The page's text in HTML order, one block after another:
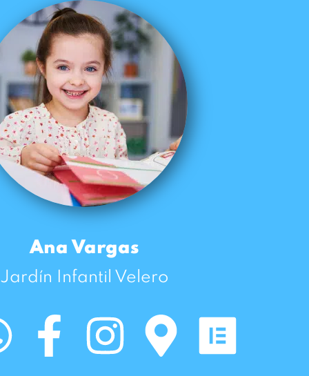
Ana Vargas
Jardín Infantil Velero